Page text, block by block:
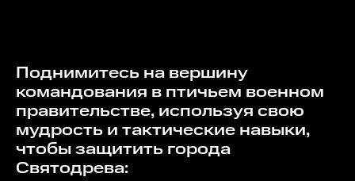
Поднимитесь на вершину
командования в птичьем военном
правительстве, используя свою
мудрость и тактические навыки,
чтобы защитить города
Святодрева: